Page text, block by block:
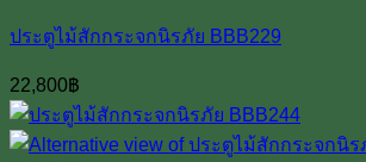
ประตูไม้สักกระจกนิรภัย BBB229
22,800฿